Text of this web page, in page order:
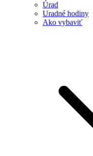
Úrad
Uradné hodiny
Ako vybaviť